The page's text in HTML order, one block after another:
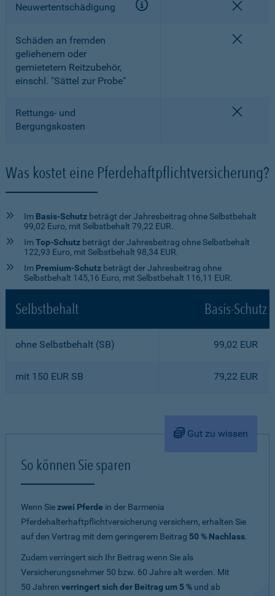
Neuwertentschädigung
Schäden an fremden
geliehenem oder
gemietetem Reitzubehör,
einschl. "Sättel zur Probe"
Rettungs- und
Bergungskosten
Was kostet eine Pferdehaftpflichtversicherung?
Im Basis-Schutz beträgt der Jahresbeitrag ohne Selbstbehalt
99,02 Euro, mit Selbstbehalt 79,22 EUR.
ImTop-Schutz beträgt der Jahresbeitrag ohne Selbstbehalt
122,93 Euro, mit Selbstbehalt 98,34 EUR.
Im Premium-Schutz beträgt der Jahresbeitrag ohne
Selbstbehalt 145,16 Euro, mit Selbstbehalt 116,11 EUR.
Selbstbehalt Basis-Schutz
ohne Selbstbehalt (SB) 99,02 EUR
mit 150 EUR SB 79,22 EUR
Gut zu wissen
So können Sie sparen
Wenn Siezwei Pferde in der Barmenia
Pferdehalterhaftpflichtversicherung versichern, erhalten Sie
auf den Vertrag mit dem geringerem Beitrag 50 % Nachlass.
Zudem verringert sich Ihr Beitrag wenn Sie als
Versicherungsnehmer 50 bzw. 60 Jahre alt werden. Mit
50 Jahren verringert sich der Beitrag um 5 % und ab